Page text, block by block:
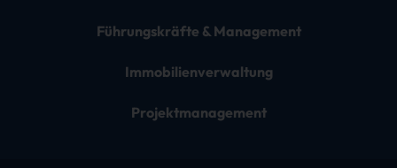
Führungskräfte & Management
Immobilienverwaltung
Projektmanagement